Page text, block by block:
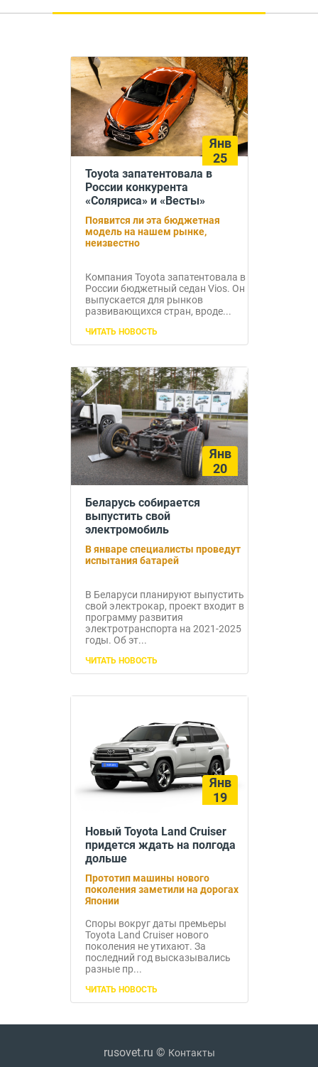
Янв
25
Toyota запатентовала в
России конкурента
«Соляриса» и «Весты»
Появится ли эта бюджетная
модель на нашем рынке,
неизвестно
Компания Toyota запатентовала в
России бюджетный седан Vios. Он
выпускается для рынков
развивающихся стран, вроде...
ЧИТАТЬ НОВОСТЬ
Янв
20
Беларусь собирается
выпустить свой
электромобиль
В январе специалисты проведут
испытания батарей
В Беларуси планируют выпустить
свой электрокар, проект входит в
программу развития
электротранспорта на 2021-2025
годы. Об эт...
ЧИТАТЬ НОВОСТЬ
Янв
19
Новый Toyota Land Cruiser
придется ждать на полгода
дольше
Прототип машины нового
поколения заметили на дорогах
Японии
Споры вокруг даты премьеры
Toyota Land Cruiser нового
поколения не утихают. За
последний год высказывались
разные пр...
ЧИТАТЬ НОВОСТЬ
rusovet.ru © Контакты